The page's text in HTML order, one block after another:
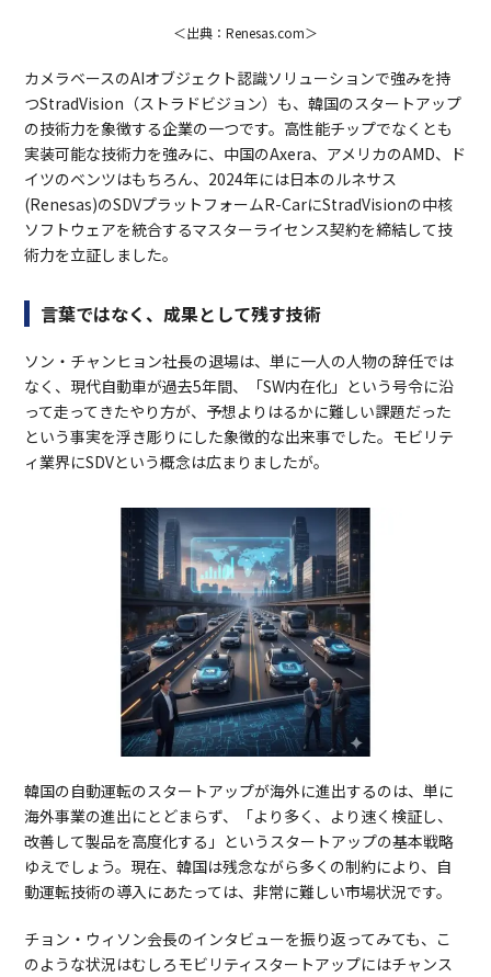
＜出典：Renesas.com＞
カメラベースのAIオブジェクト認識ソリューションで強みを持
つStradVision（ストラドビジョン）も、韓国のスタートアップ
の技術力を象徴する企業の一つです。高性能チップでなくとも
実装可能な技術力を強みに、中国のAxera、アメリカのAMD、ド
イツのベンツはもちろん、2024年には日本のルネサス
(Renesas)のSDVプラットフォームR-CarにStradVisionの中核
ソフトウェアを統合するマスターライセンス契約を締結して技
術力を立証しました。
言葉ではなく、成果として残す技術
ソン・チャンヒョン社長の退場は、単に一人の人物の辞任では
なく、現代自動車が過去5年間、「SW内在化」という号令に沿
って走ってきたやり方が、予想よりはるかに難しい課題だった
という事実を浮き彫りにした象徴的な出来事でした。モビリテ
ィ業界にSDVという概念は広まりましたが。
韓国の自動運転のスタートアップが海外に進出するのは、単に
海外事業の進出にとどまらず、「より多く、より速く検証し、
改善して製品を高度化する」というスタートアップの基本戦略
ゆえでしょう。現在、韓国は残念ながら多くの制約により、自
動運転技術の導入にあたっては、非常に難しい市場状況です。
チョン・ウィソン会長のインタビューを振り返ってみても、こ
のような状況はむしろモビリティスタートアップにはチャンス